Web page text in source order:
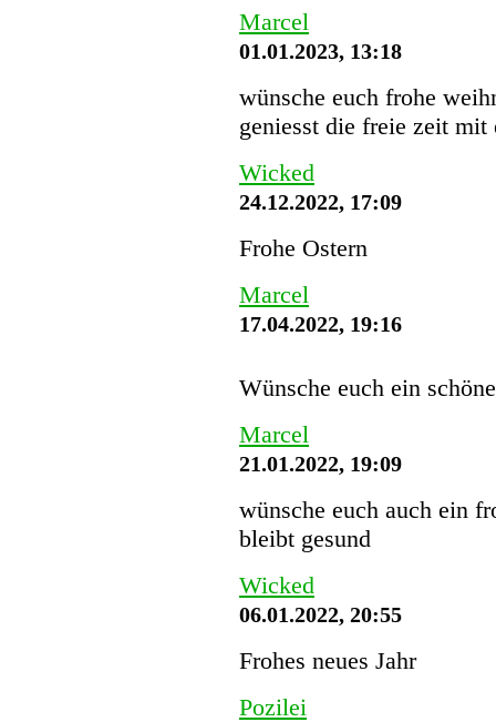
Marcel
01.01.2023, 13:18
wünsche euch frohe
geniesst die freie zeit mit
Wicked
24.12.2022, 17:09
Frohe Ostern
Marcel
17.04.2022, 19:16
Wünsche euch ein
Marcel
21.01.2022, 19:09
wünsche euch auch ein
bleibt gesund
Wicked
06.01.2022, 20:55
Frohes neues Jahr
Pozilei